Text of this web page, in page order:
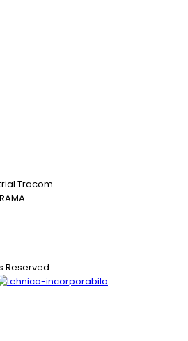
Tracom
Reserved.